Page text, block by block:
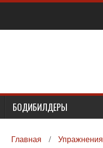
БОДИБИЛДЕРЫ
Главная / Упражнения